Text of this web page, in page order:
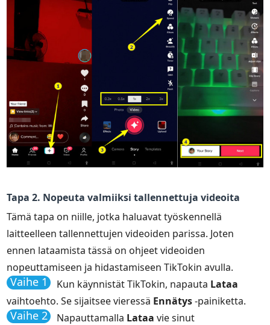
Tapa 2. Nopeuta valmiiksi tallennettuja videoita
Tämä tapa on niille, jotka haluavat työskennellä
laitteelleen tallennettujen videoiden parissa. Joten
ennen lataamista tässä on ohjeet videoiden
nopeuttamiseen ja hidastamiseen TikTokin avulla.
Vaihe 1 Kun käynnistät TikTokin, napauta Lataa
vaihtoehto. Se sijaitsee vieressä Ennätys-painiketta.
Vaihe 2 Napauttamalla Lataa vie sinut